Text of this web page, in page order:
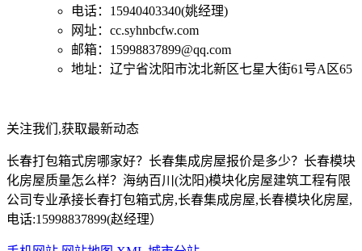
电话：15940403340(姚经理)
网址：cc.syhnbcfw.com
邮箱：15998837899@qq.com
地址：辽宁省沈阳市沈北新区七星大街61号A区65
关注我们,获取最新动态
长春打包箱式房哪家好？长春集成房屋报价是多少？长春模块
化房屋质量怎么样？海纳百川(沈阳)模块化房屋建筑工程有限
公司专业承接长春打包箱式房,长春集成房屋,长春模块化房屋,
电话:15998837899(赵经理）